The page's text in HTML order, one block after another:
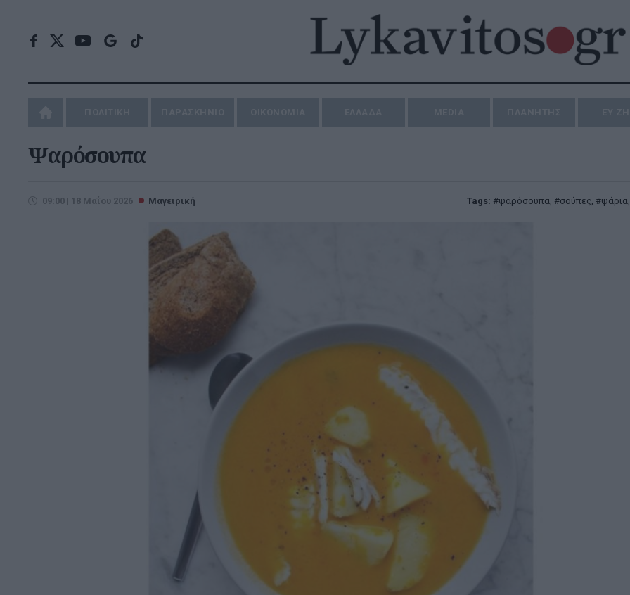
Ψαρόσουπα
09:00 | 18 Μαΐου 2026 Μαγειρική Tags: ψαρόσουπα, σούπες, ψάρια,